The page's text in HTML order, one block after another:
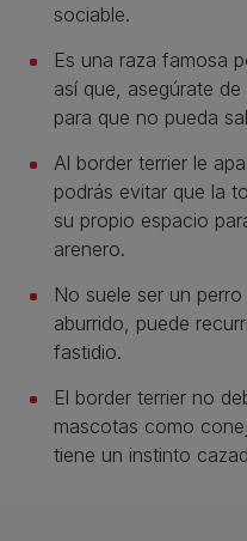
sociable.
Es una raza famosa
así que, asegúrate
para que no pueda
Al border terrier le
podrás evitar que la
su propio espacio
arenero.
No suele ser un
aburrido, puede
fastidio.
El border terrier no
mascotas como
tiene un instinto